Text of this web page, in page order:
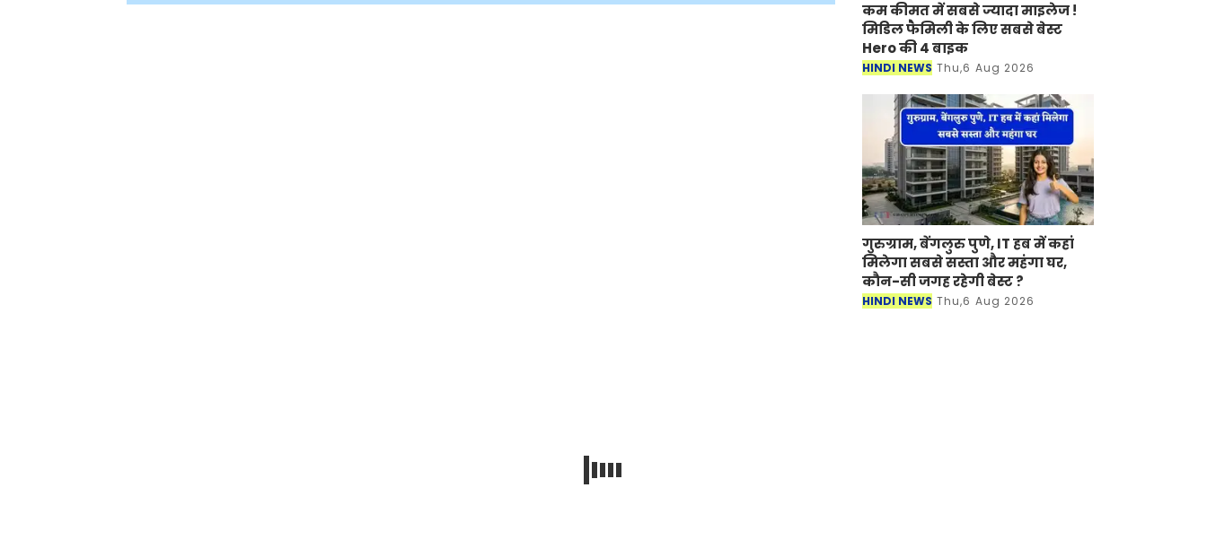
कम कीमत में सबसे ज्यादा माइलेज !
मिडिल फैमिली के लिए सबसे बेस्ट
Hero की 4 बाइक
HINDI NEWS Thu,6 Aug 2026
गुरुग्राम, बेंगलुरु पुणे, IT हब में कहां
मिलेगा सबसे सस्ता और महंगा घर,
कौन-सी जगह रहेगी बेस्ट ?
HINDI NEWS Thu,6 Aug 2026